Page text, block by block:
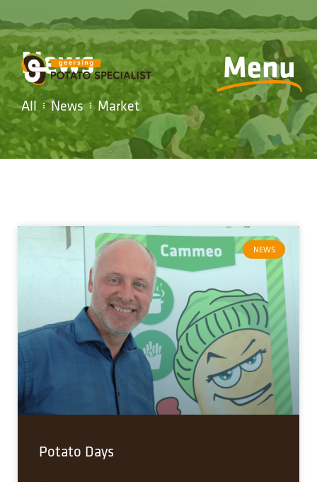
Menu
News
All News Market
NEWS
Potato Days